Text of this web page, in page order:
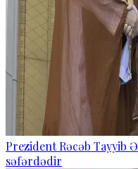
Prezident Rəcəb Tayyib
səfərdədir